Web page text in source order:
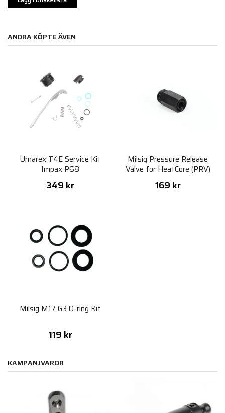
ANDRA KÖPTE ÄVEN
Umarex T4E Service Kit
Impax P68
349 kr
Milsig Pressure Release
Valve for HeatCore (PRV)
169 kr
Milsig M17 G3 O-ring Kit
119 kr
KAMPANJVAROR